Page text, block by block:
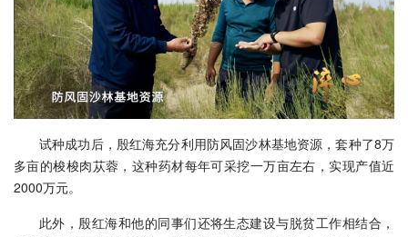
试种成功后，殷红海充分利用防风固沙林基地资源，套种了8万
多亩的梭梭肉苁蓉，这种药材每年可采挖一万亩左右，实现产值近
2000万元。
此外，殷红海和他的同事们还将生态建设与脱贫工作相结合，